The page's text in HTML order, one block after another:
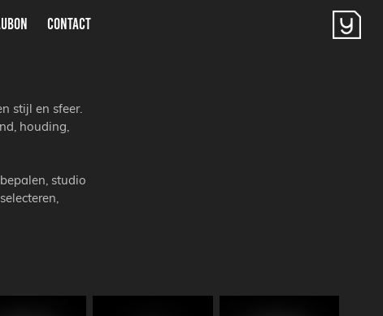
CONTACT
stijl en sfeer.
houding,
studio